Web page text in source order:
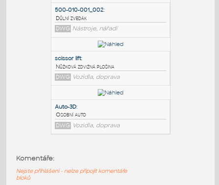
PODOBNÉ BLOKY
Car-outline1:
Auto sportovní, obrys
DWG Vozidla, doprava
500-010-001_002:
Důlní zvedák
DWG Nástroje, nářadí
Nůžková zdvižná plošina
Komentáře:
Nejste přihlášeni - nelze připojit komentáře
bloků